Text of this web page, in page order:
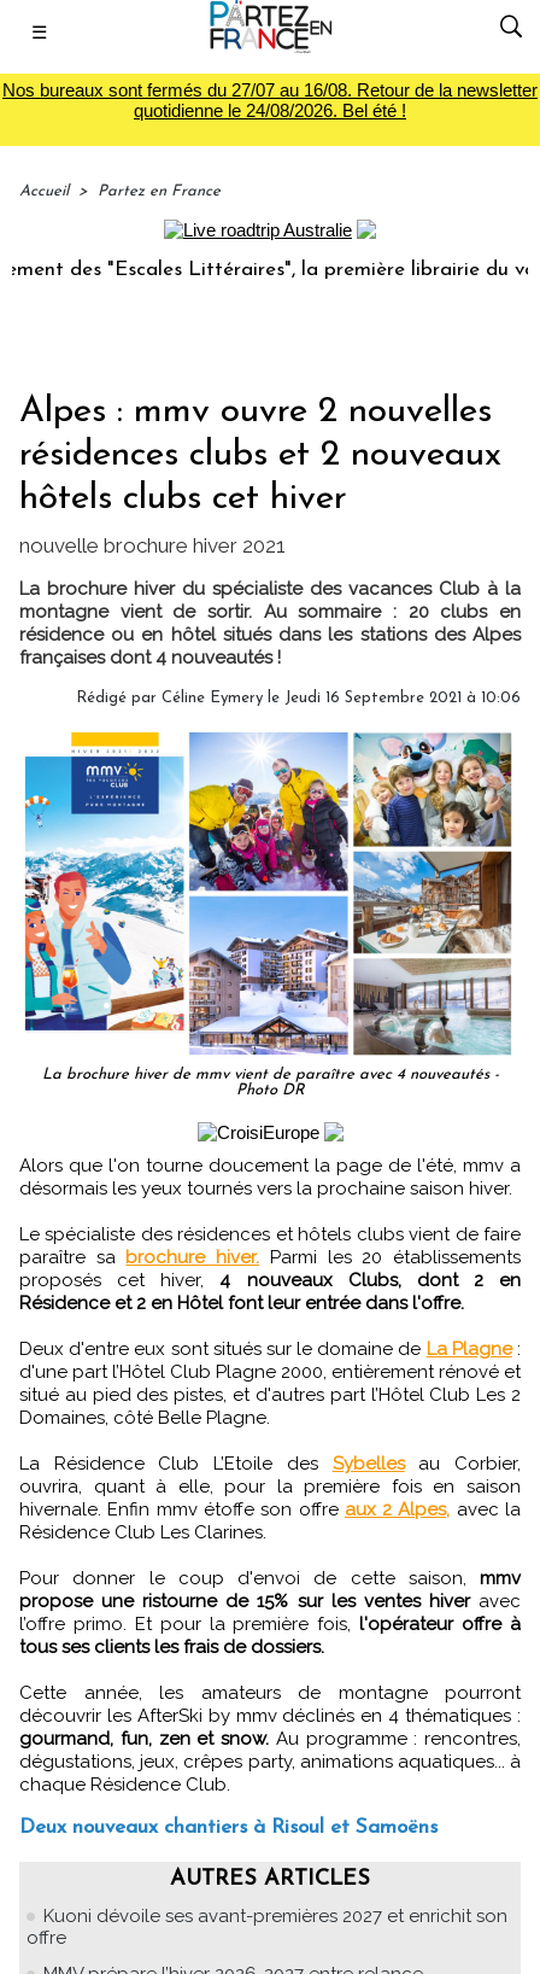
☰
Nos bureaux sont fermés du 27/07 au 16/08. Retour de la newsletter
quotidienne le 24/08/2026. Bel été !
Accueil > Partez en France
des "Escales Littéraires", la première librairie du voyage
Alpes : mmv ouvre 2 nouvelles
résidences clubs et 2 nouveaux
hôtels clubs cet hiver
nouvelle brochure hiver 2021
La brochure hiver du spécialiste des vacances Club à la
montagne vient de sortir. Au sommaire : 20 clubs en
résidence ou en hôtel situés dans les stations des Alpes
françaises dont 4 nouveautés !
Rédigé par Céline Eymery le Jeudi 16 Septembre 2021 à 10:06
La brochure hiver de mmv vient de paraître avec 4 nouveautés -
Photo DR
Alors que l'on tourne doucement la page de l'été, mmv a
désormais les yeux tournés vers la prochaine saison hiver.
Le spécialiste des résidences et hôtels clubs vient de faire
paraître sa brochure hiver. Parmi les 20 établissements
proposés cet hiver,4 nouveaux Clubs, dont 2 en
Résidence et 2 en Hôtel font leur entrée dans l'offre.
Deux d'entre eux sont situés sur le domaine de La Plagne:
d'une part l’Hôtel Club Plagne 2000, entièrement rénové et
situé au pied des pistes, et d'autres part l’Hôtel Club Les 2
Domaines, côté Belle Plagne.
La Résidence Club L’Etoile des Sybellesau Corbier,
ouvrira, quant à elle, pour la première fois en saison
hivernale. Enfin mmv étoffe son offre aux 2 Alpes, avec la
Résidence Club Les Clarines.
Pour donner le coup d'envoi de cette saison, mmv
propose une ristourne de 15% sur les ventes hiveravec
l’offre primo. Et pour la première fois,l'opérateur offre à
tous ses clients les frais de dossiers.
Cette année, les amateurs de montagne pourront
découvrir les AfterSki by mmv déclinés en 4 thématiques :
gourmand, fun, zen et snow. Au programme : rencontres,
dégustations, jeux, crêpes party, animations aquatiques... à
chaque Résidence Club.
Deux nouveaux chantiers à Risoul et Samoëns
AUTRES ARTICLES
Kuoni dévoile ses avant-premières 2027 et enrichit son
offre